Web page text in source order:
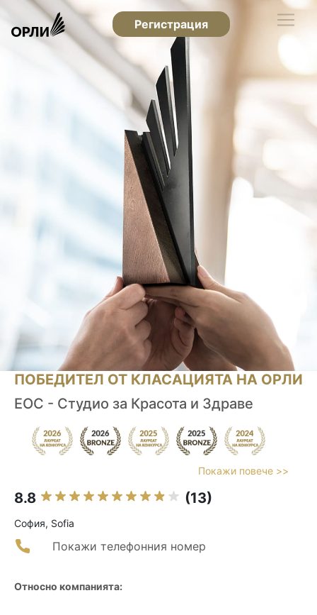
Регистрация
ПОБЕДИТЕЛ ОТ КЛАСАЦИЯТА НА ОРЛИ
ЕОС - Студио за Красота и Здраве
Покажи повече >>
8.8 (13)
София, Sofia
Покажи телефонния номер
Относно компанията: